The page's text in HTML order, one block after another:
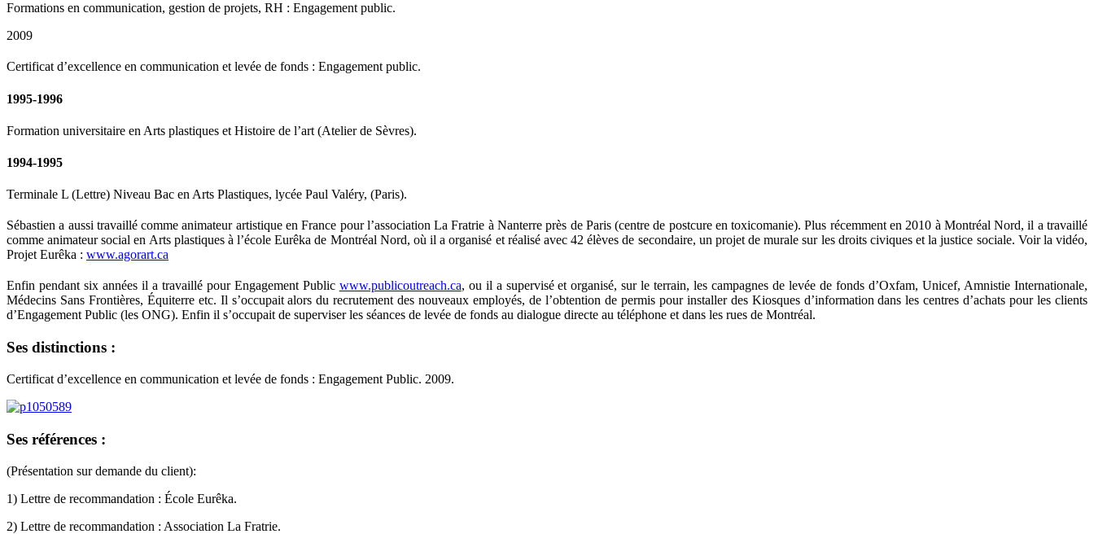
Formations en communication, gestion de projets, RH : Engagement public.
2009
Certificat d’excellence en communication et levée de fonds : Engagement public.
1995-1996
Formation universitaire en Arts plastiques et Histoire de l’art (Atelier de Sèvres).
1994-1995
Terminale L (Lettre) Niveau Bac en Arts Plastiques, lycée Paul Valéry, (Paris).
Sébastien a aussi travaillé comme animateur artistique en France pour l’association La Fratrie à Nanterre près de Paris (centre de postcure en toxicomanie). Plus récemment en 2010 à Montréal Nord, il a travaillé
comme animateur social en Arts plastiques à l’école Eurêka de Montréal Nord, où il a organisé et réalisé avec 42 élèves de secondaire, un projet de murale sur les droits civiques et la justice sociale. Voir la vidéo,
Projet Eurêka : www.agorart.ca
Enfin pendant six années il a travaillé pour Engagement Public www.publicoutreach.ca, ou il a supervisé et organisé, sur le terrain, les campagnes de levée de fonds d’Oxfam, Unicef, Amnistie Internationale,
Médecins Sans Frontières, Équiterre etc. Il s’occupait alors du recrutement des nouveaux employés, de l’obtention de permis pour installer des Kiosques d’information dans les centres d’achats pour les clients
d’Engagement Public (les ONG). Enfin il s’occupait de superviser les séances de levée de fonds au dialogue directe au téléphone et dans les rues de Montréal.
Ses distinctions :
Certificat d’excellence en communication et levée de fonds : Engagement Public. 2009.
Ses références :
(Présentation sur demande du client):
1) Lettre de recommandation : École Eurêka.
2) Lettre de recommandation : Association La Fratrie.